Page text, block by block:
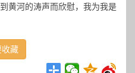
黄河的涛声而欣慰，我为我是
收藏